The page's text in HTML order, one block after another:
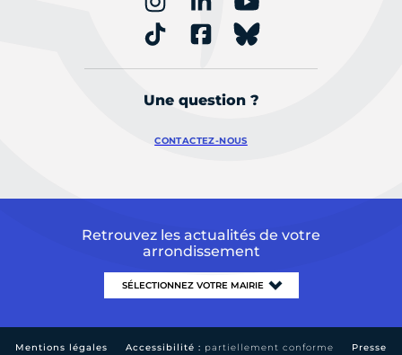
Une question ?
CONTACTEZ-NOUS
Retrouvez les actualités de votre
arrondissement
Mentions légales Accessibilité : partiellement conforme Presse